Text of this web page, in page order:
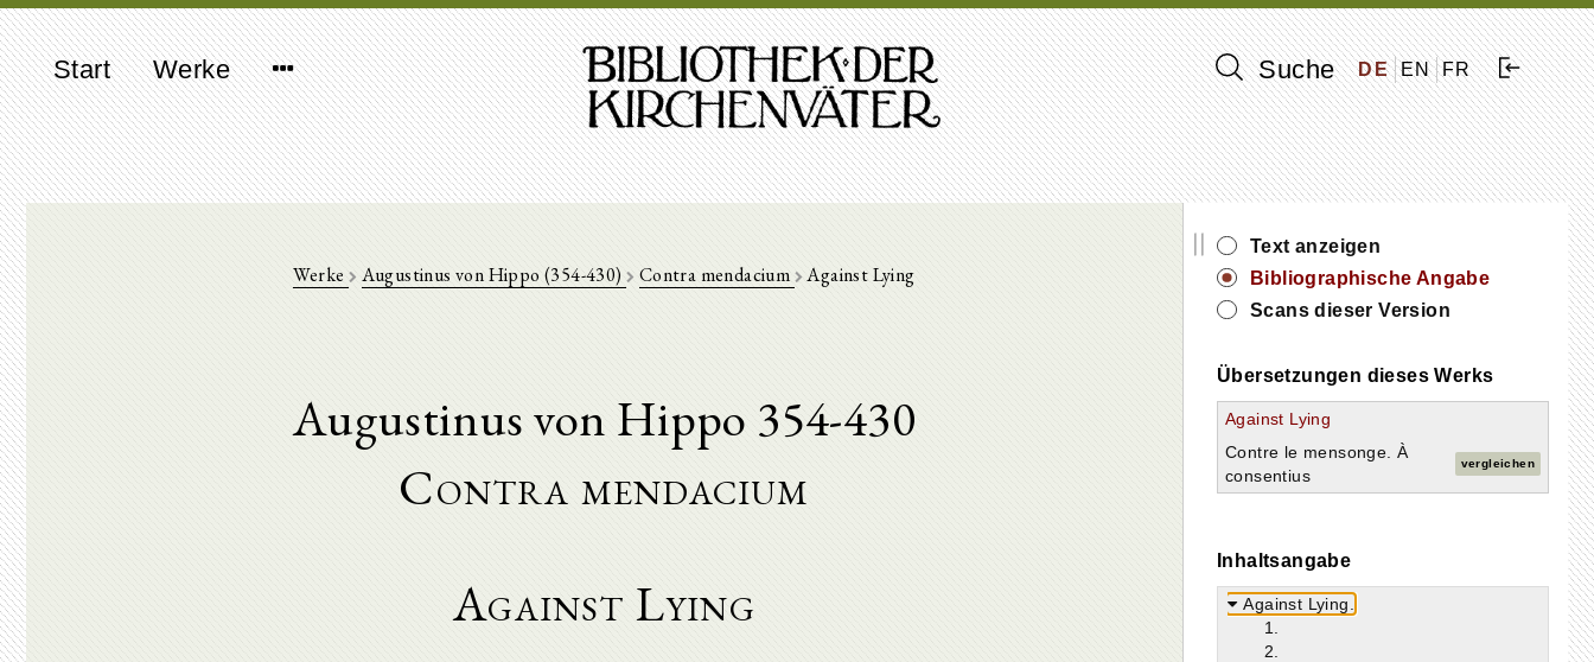
Start Werke Suche DE EN FR
Werke Augustinus von Hippo (354-430) Contra mendacium Against Lying
Augustinus von Hippo 354-430
Contra mendacium
Against Lying
||
Text anzeigen
Bibliographische Angabe
Scans dieser Version
Übersetzungen dieses Werks
Against Lying
Contre le mensonge. À
consentius
vergleichen
Inhaltsangabe
Against Lying.
1.
2.